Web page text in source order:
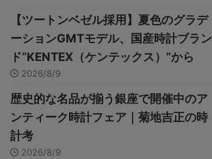
【ツートンベゼル採用】夏色のグラデ
ーションGMTモデル、国産時計ブラン
ド“KENTEX（ケンテックス）”から
2026/8/9
歴史的な名品が揃う銀座で開催中のア
ンティーク時計フェア｜菊地吉正の時
計考
2026/8/9